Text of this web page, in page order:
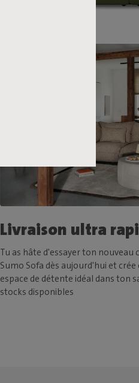
Livraison ultra
Tu as hâte d'essayer ton nouveau
Sumo Sofa dès aujourd'hui et
espace de détente idéal dans ton
stocks disponibles